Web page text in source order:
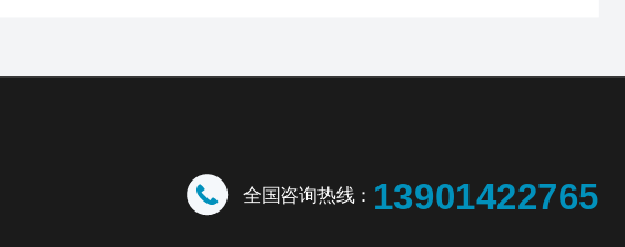
全国咨询热线： 13901422765